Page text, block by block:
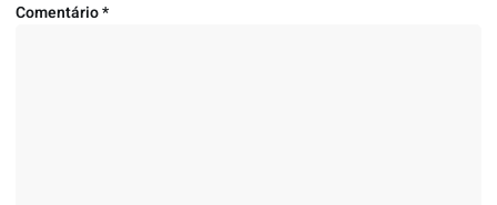
Comentário*